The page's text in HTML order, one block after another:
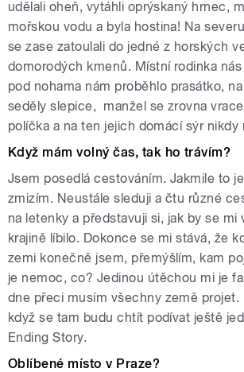
udělali oheň, vytáhli oprýskaný hrnec,
mořskou vodu a byla hostina! Na
se zase zatoulali do jedné z horských
domorodých kmenů. Místní rodinka
pod nohama nám proběhlo prasátko,
seděly slepice, manžel se zrovna
políčka a na ten jejich domácí sýr nikdy
Když mám volný čas, tak ho trávím?
Jsem posedlá cestováním. Jakmile to
zmizím. Neustále sleduji a čtu různé
na letenky a představuji si, jak by se mi
krajině líbilo. Dokonce se mi stává, že
zemi konečně jsem, přemýšlím, kam
je nemoc, co? Jedinou útěchou mi je
dne přeci musím všechny země projet.
když se tam budu chtít podívat ještě
Ending Story.
Oblíbené místo v Praze?